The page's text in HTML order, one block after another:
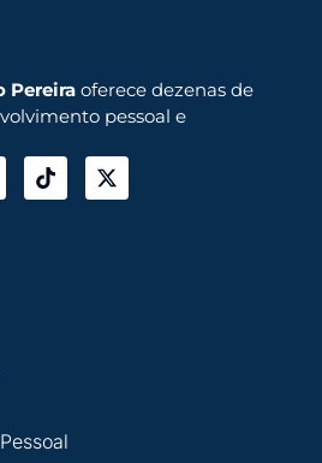
Pereiraoferece dezenas de
pessoal e